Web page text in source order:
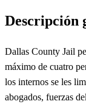
Descripción
Dallas County Jail
máximo de cuatro
los internos se les
abogados, fuerzas